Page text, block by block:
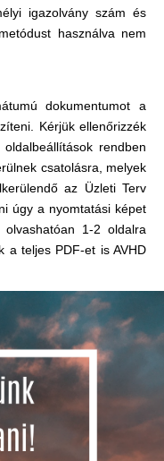
igazolvány szám és
használva nem
dokumentumot a
Kérjük ellenőrizzék
rendben
csatolásra, melyek
az Üzleti Terv
úgy a nyomtatási képet
1-2 oldalra
a teljes PDF-et is AVHD